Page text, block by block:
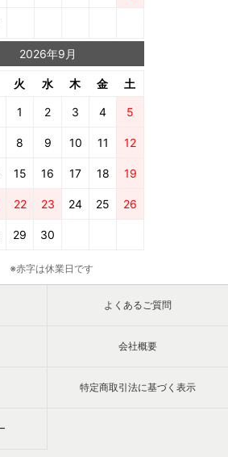
2026年9月
火 水 木 金 土
1 2 3 4 5
8 9 10 11 12
15 16 17 18 19
22 23 24 25 26
29 30
※赤字は休業日です
よくあるご質問
会社概要
特定商取引法に基づく表示